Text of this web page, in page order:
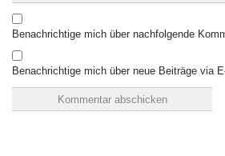
Benachrichtige mich über nachfolgende
Benachrichtige mich über neue Beiträge via